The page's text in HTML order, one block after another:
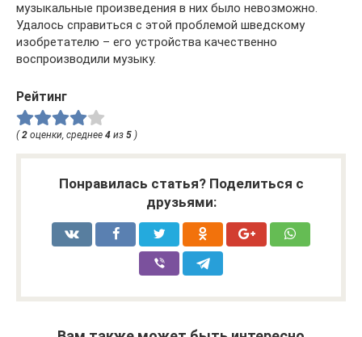
музыкальные произведения в них было невозможно.
Удалось справиться с этой проблемой шведскому
изобретателю – его устройства качественно
воспроизводили музыку.
Рейтинг
(2 оценки, среднее 4 из 5 )
Понравилась статья? Поделиться с
друзьями: